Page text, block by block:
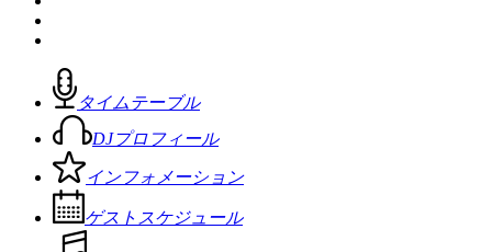
タイムテーブル
DJプロフィール
インフォメーション
ゲストスケジュール